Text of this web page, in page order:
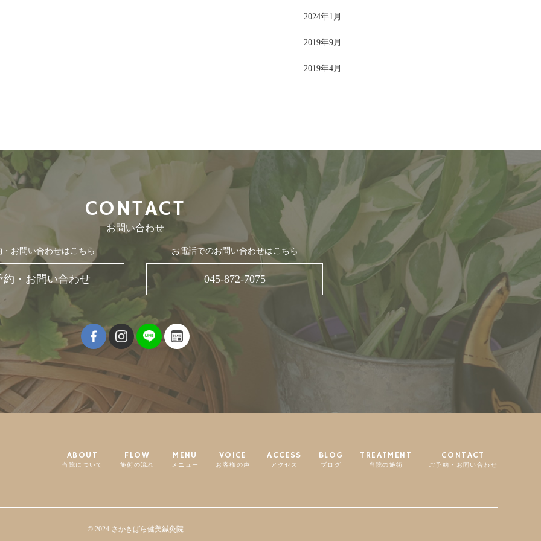
2024年1月
2019年9月
2019年4月
CONTACT
お問い合わせ
・お問い合わせはこちら
約・お問い合わせ
お電話でのお問い合わせはこちら
045-872-7075
ABOUT
当院について
FLOW
施術の流れ
MENU
メニュー
VOICE
お客様の声
ACCESS
アクセス
BLOG
ブログ
TREATMENT
当院の施術
CONTACT
ご予約・お問い合わせ
© 2024 さかきばら健美鍼灸院